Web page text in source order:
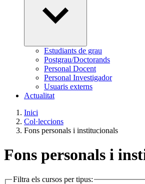
Estudiants de grau
Postgrau/Doctorands
Personal Docent
Personal Investigador
Usuaris externs
Actualitat
Inici
Col·leccions
Fons personals i institucionals
Fons personals i
Filtra els cursos per tipus: